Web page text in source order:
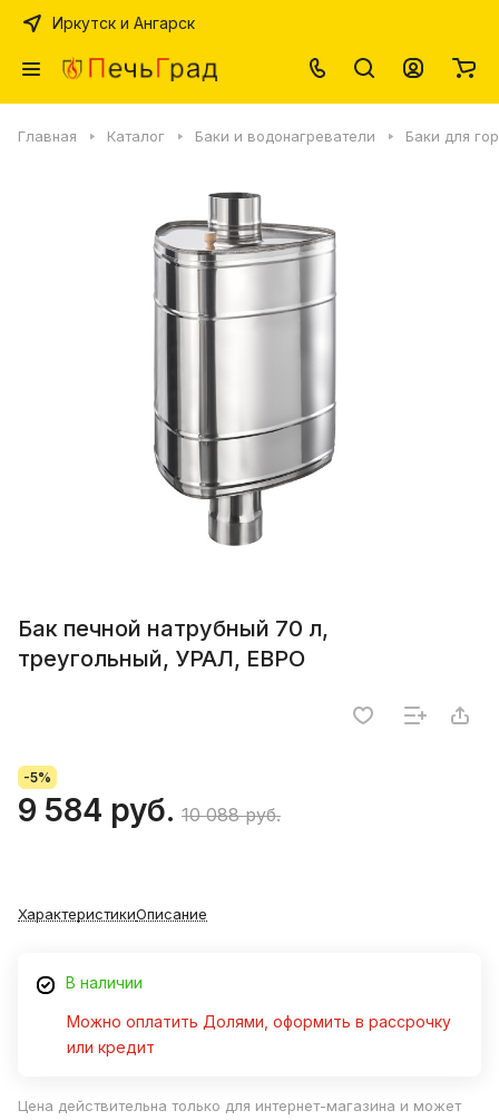
Иркутск и Ангарск
Главная Каталог Баки и водонагреватели Баки для
Бак печной натрубный 70 л,
треугольный, УРАЛ, ЕВРО
-5%
9 584 руб. 10 088 руб.
ХарактеристикиОписание
В наличии
Можно оплатить Долями, оформить в рассрочку
или кредит
Цена действительна только для интернет-магазина и может